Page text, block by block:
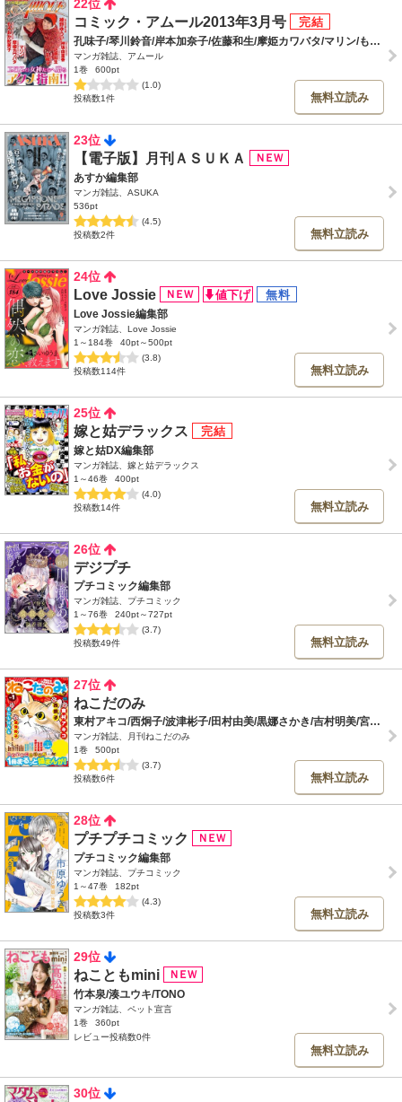
22位
コミック・アムール2013年3月号
孔味子/琴川鈴音/岸本加奈子/佐藤和生/摩姫カワバタ/マリン/もろおか紀美子/神坂由里香/綾野ゆうい
マンガ雑誌、アムール
1巻
600pt
(1.0)
投稿数1件
無料立読み
23位
【電子版】月刊ＡＳＵＫＡ
あすか編集部
マンガ雑誌、ASUKA
536pt
(4.5)
投稿数2件
無料立読み
24位
Love Jossie
Love Jossie編集部
マンガ雑誌、Love Jossie
1～184巻
40pt～500pt
(3.8)
投稿数114件
無料立読み
25位
嫁と姑デラックス
嫁と姑DX編集部
マンガ雑誌、嫁と姑デラックス
1～46巻
400pt
(4.0)
投稿数14件
無料立読み
26位
デジプチ
プチコミック編集部
マンガ雑誌、プチコミック
1～76巻
240pt～727pt
(3.7)
投稿数49件
無料立読み
27位
ねこだのみ
東村アキコ/西炯子/波津彬子/田村由美/黒娜さかき/吉村明美/宮川亜希子/そにしけんじ/谷口ジロー/萩尾望都/神坂智子/岩館真理子/夏緑/ちくやまきよし/森栗丸/山本おさむ/新井理恵/西岸良平/萬屋不死身之介/安倍夜郎/るなツー/奈知未佐子/よしまさこ/吉田戦車
マンガ雑誌、月刊ねこだのみ
1巻
500pt
(3.7)
投稿数6件
無料立読み
28位
プチプチコミック
プチコミック編集部
マンガ雑誌、プチコミック
1～47巻
182pt
(4.3)
投稿数3件
無料立読み
29位
ねこともmini
竹本泉/湊ユウキ/TONO
マンガ雑誌、ペット宣言
1巻
360pt
レビュー投稿数0件
無料立読み
30位